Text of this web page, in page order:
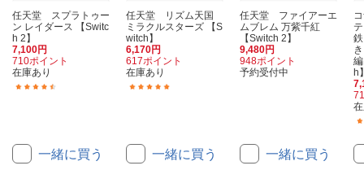
任天堂 スプラトゥー
ン レイダース 【Switc
h 2】
7,100円
710ポイント
在庫あり
一緒に買う
任天堂 リズム天国
ミラクルスターズ 【S
witch】
6,170円
617ポイント
在庫あり
一緒に買う
任天堂 ファイアーエ
ムブレム 万紫千紅
【Switch 2】
9,480円
948ポイント
予約受付中
一緒に買う
h